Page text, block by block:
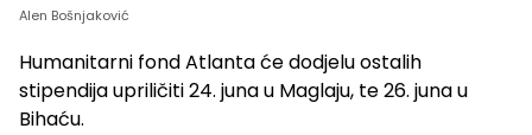
Alen Bošnjaković
Humanitarni fond Atlanta će dodjelu ostalih
stipendija upriličiti 24. juna u Maglaju, te 26. juna u
Bihaću.